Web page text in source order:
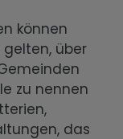
können
über
zu nennen
das